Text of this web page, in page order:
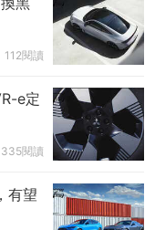
112閱讀
e定
335閱讀
有望